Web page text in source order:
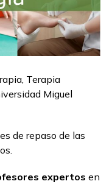
Terapia
Miguel
de repaso de las
expertos en